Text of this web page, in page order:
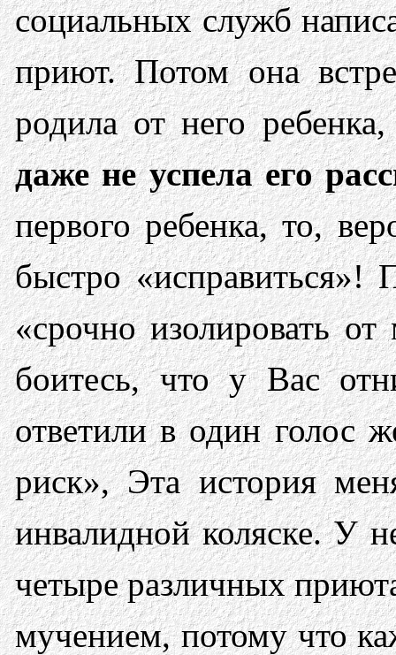
социальных служб
приют. Потом она
родила от него
даже не успела его
первого ребенка, то,
быстро «исправиться»!
«срочно изолировать
боитесь, что у Вас
ответили в один
риск», Эта история
инвалидной коляске. У
четыре различных
мучением, потому что